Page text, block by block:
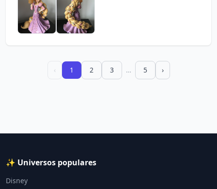
‹ 1 2 3 … 5 ›
✨ Universos populares
Disney